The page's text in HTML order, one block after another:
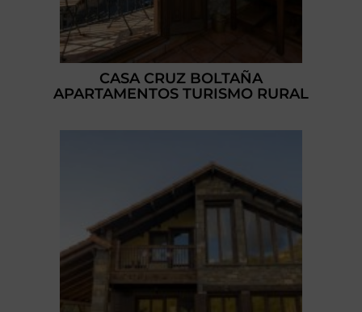
CASA CRUZ BOLTAÑA
APARTAMENTOS TURISMO RURAL